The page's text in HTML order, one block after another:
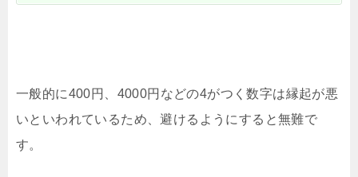
一般的に400円、4000円などの4がつく数字は縁起が悪
いといわれているため、避けるようにすると無難で
す。